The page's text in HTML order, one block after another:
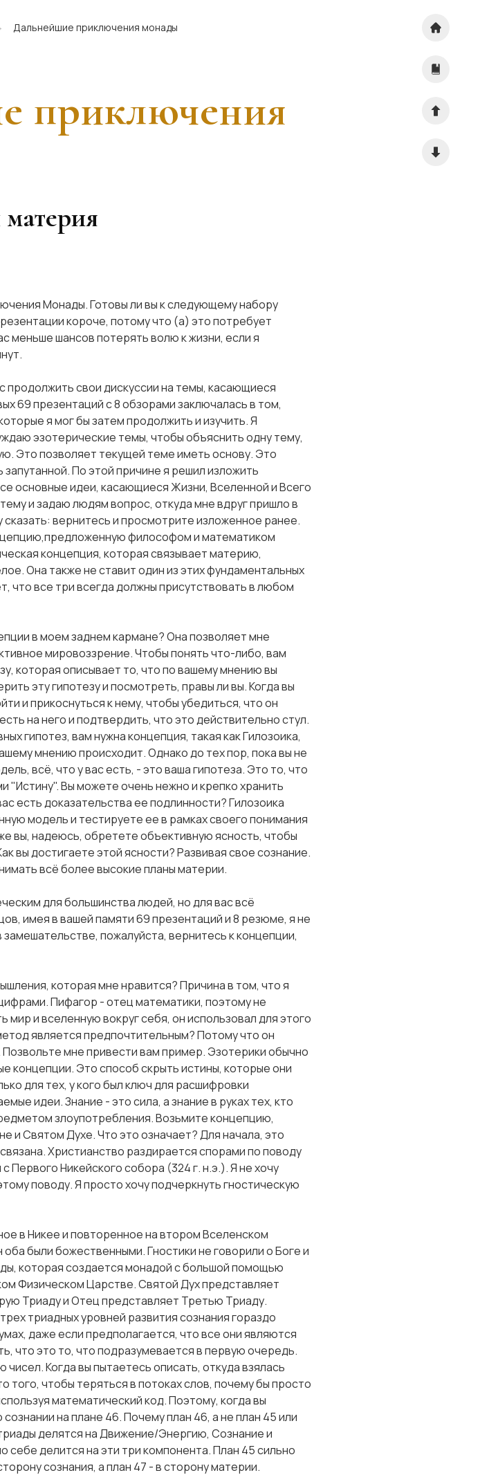
Дальнейшие приключения монады
приключения
Монады. Готовы ли вы к следующему набору
короче, потому что (а) это потребует
меньше шансов потерять волю к жизни, если я
продолжить свои дискуссии на темы, касающиеся
69 презентаций с 8 обзорами заключалась в том,
я мог бы затем продолжить и изучить. Я
эзотерические темы, чтобы объяснить одну тему,
Это позволяет текущей теме иметь основу. Это
По этой причине я решил изложить
основные идеи, касающиеся Жизни, Вселенной и Всего
и задаю людям вопрос, откуда мне вдруг пришло в
вернитесь и просмотрите изложенное ранее.
философом и математиком
концепция, которая связывает материю,
Она также не ставит один из этих фундаментальных
что все три всегда должны присутствовать в любом
в моем заднем кармане? Она позволяет мне
мировоззрение. Чтобы понять что-либо, вам
которая описывает то, что по вашему мнению вы
эту гипотезу и посмотреть, правы ли вы. Когда вы
и прикоснуться к нему, чтобы убедиться, что он
на него и подтвердить, что это действительно стул.
гипотез, вам нужна концепция, такая как Гилозоика,
мнению происходит. Однако до тех пор, пока вы не
всё, что у вас есть, - это ваша гипотеза. Это то, что
Вы можете очень нежно и крепко хранить
есть доказательства ее подлинности? Гилозоика
модель и тестируете ее в рамках своего понимания
вы, надеюсь, обретете объективную ясность, чтобы
вы достигаете этой ясности? Развивая свое сознание.
всё более высокие планы материи.
для большинства людей, но для вас всё
имея в вашей памяти 69 презентаций и 8 резюме, я не
пожалуйста, вернитесь к концепции,
которая мне нравится? Причина в том, что я
Пифагор - отец математики, поэтому не
мир и вселенную вокруг себя, он использовал для этого
является предпочтительным? Потому что он
мне привести вам пример. Эзотерики обычно
концепции. Это способ скрыть истины, которые они
для тех, у кого был ключ для расшифровки
идеи. Знание - это сила, а знание в руках тех, кто
злоупотребления. Возьмите концепцию,
и Святом Духе. Что это означает? Для начала, это
Христианство раздирается спорами по поводу
Первого Никейского собора (324 г. н.э.). Я не хочу
поводу. Я просто хочу подчеркнуть гностическую
в Никее и повторенное на втором Вселенском
были божественными. Гностики не говорили о Боге и
которая создается монадой с большой помощью
Физическом Царстве. Святой Дух представляет
Триаду и Отец представляет Третью Триаду.
триадных уровней развития сознания гораздо
даже если предполагается, что все они являются
что это то, что подразумевается в первую очередь.
Когда вы пытаетесь описать, откуда взялась
того, чтобы теряться в потоках слов, почему бы просто
математический код. Поэтому, когда вы
на плане 46. Почему план 46, а не план 45 или
делятся на Движение/Энергию, Сознание и
делится на эти три компонента. План 45 сильно
сознания, а план 47 - в сторону материи.